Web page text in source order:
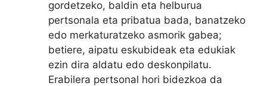
gordetzeko, baldin eta helburua
pertsonala eta pribatua bada, banatzeko
edo merkaturatzeko asmorik gabea;
betiere, aipatu eskubideak eta edukiak
ezin dira aldatu edo deskonpilatu.
Erabilera pertsonal hori bidezkoa da